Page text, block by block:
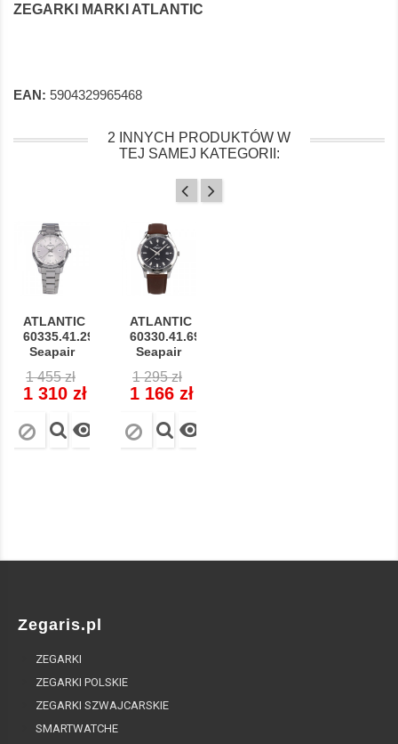
ZEGARKI MARKI ATLANTIC
EAN: 5904329965468
2 INNYCH PRODUKTÓW W
TEJ SAMEJ KATEGORII:
ATLANTIC
60335.41.29
Seapair
Cena
regularna
1 455 zł
1 310 zł

ATLANTIC
60330.41.69
Seapair
Cena
regularna
1 295 zł
1 166 zł

Zegaris.pl
ZEGARKI
ZEGARKI POLSKIE
ZEGARKI SZWAJCARSKIE
SMARTWATCHE